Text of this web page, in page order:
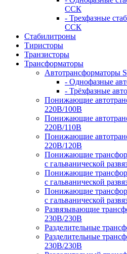
ССК
- Трехфазные
ССК
Стабилитроны
Тиристоры
Транзисторы
Трансформаторы
Автотрансформаторы
- Однофазные
- Трёхфазные
Понижающие
220В/100В
Понижающие
220В/110В
Понижающие
220В/120В
Понижающие
с гальванической
Понижающие
с гальванической
Понижающие
с гальванической
Развязывающие
230В/230В
Разделительные
Разделительные
230В/230В